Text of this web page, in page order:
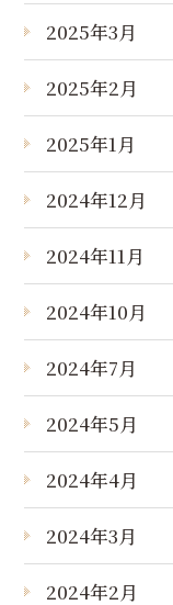
2025年3月
2025年2月
2025年1月
2024年12月
2024年11月
2024年10月
2024年7月
2024年5月
2024年4月
2024年3月
2024年2月